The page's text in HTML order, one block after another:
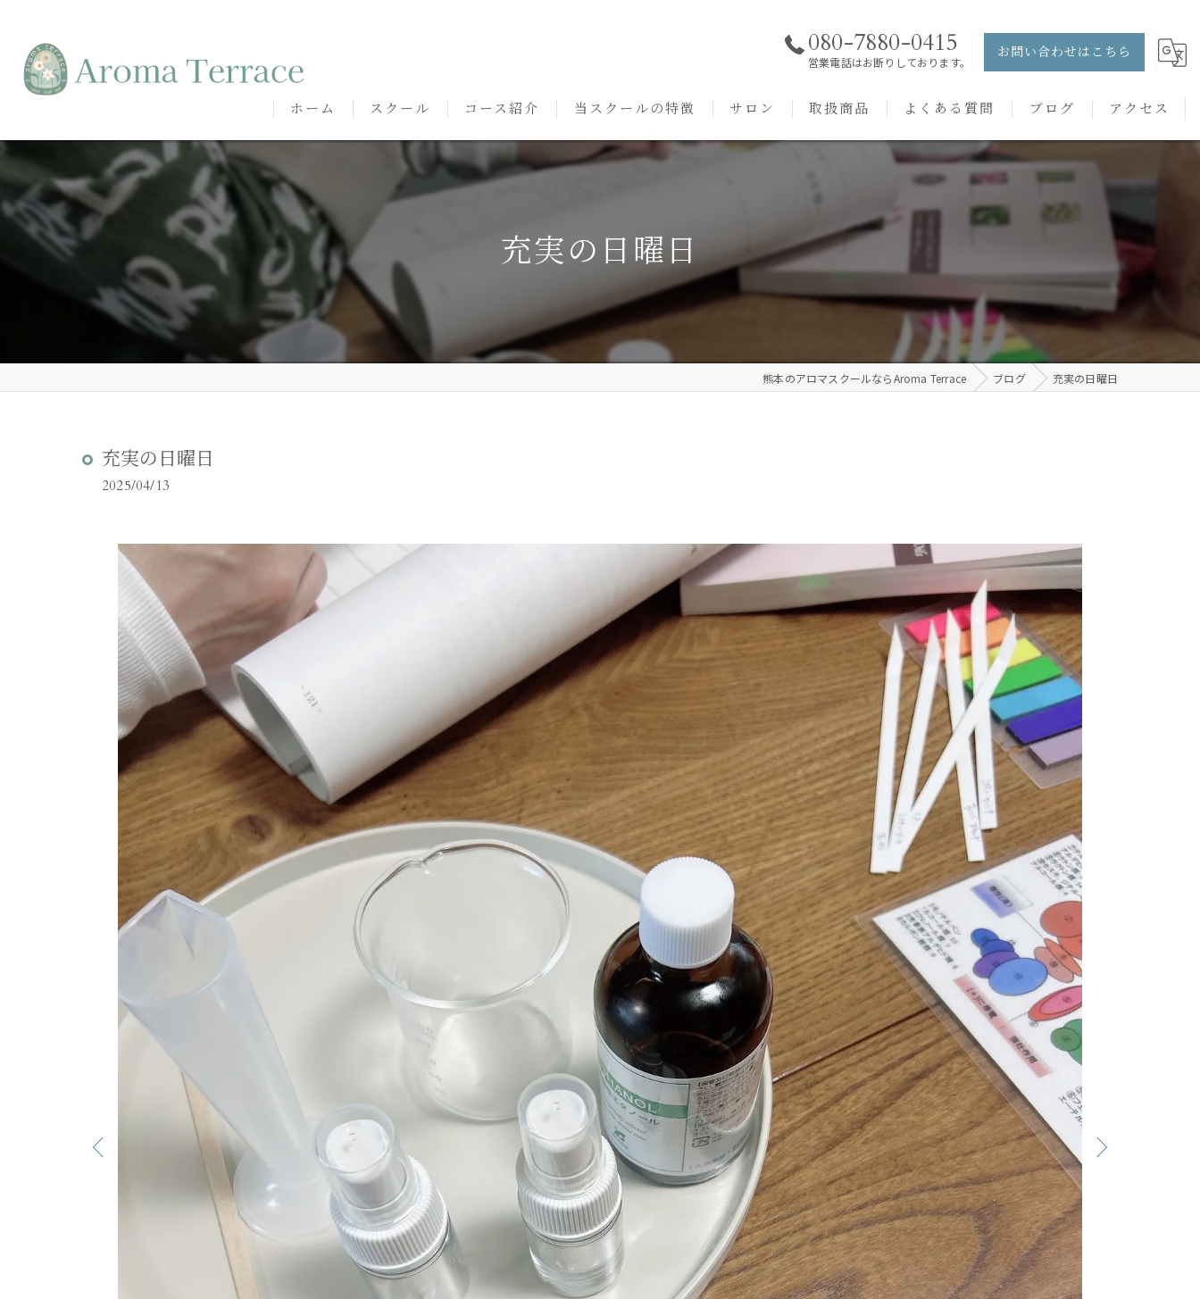
080-7880-0415
営業電話はお断りしております。
お問い合わせはこちら
ホーム スクール
熊本本校の特徴
熊本みゆき校の特徴
代表挨拶
講師紹介
卒講生の声
コース紹介
NARD JAPAN
アロマ・インストラクターコース
アロマ・セラピストコース
KACセラピスト
当スクールの特徴
資格
セルフメディケーション
ハンドマッサージ
オイル
サロン
施術事例
取扱商品
バッチフラワーレメディ
よくある質問 ブログ アクセス
充実の日曜日
熊本のアロマスクールならAroma Terrace ブログ 充実の日曜日
充実の日曜日
2025/04/13